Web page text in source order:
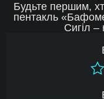
Будьте першим,
пентакль
Сигіл –